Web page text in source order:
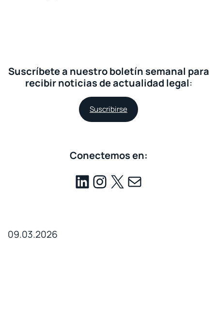
Suscríbete a nuestro boletín semanal para
recibir noticias de actualidad legal:
Suscribirse
Conectemos en:
09.03.2026